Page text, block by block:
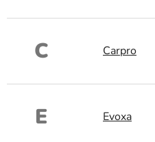
C Carpro
E Evoxa